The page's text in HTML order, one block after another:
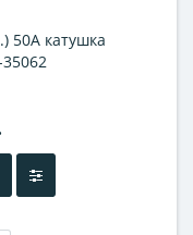
50А катушка